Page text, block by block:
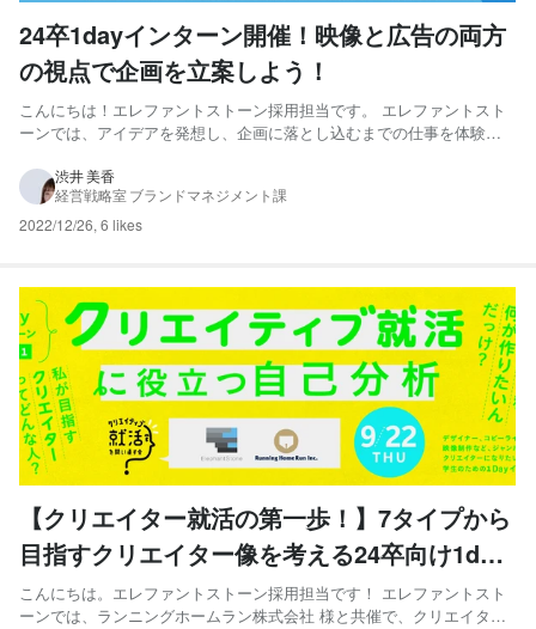
24卒1dayインターン開催！映像と広告の両方
の視点で企画を立案しよう！
こんにちは！エレファントストーン採用担当です。 エレファントスト
ーンでは、アイデアを発想し、企画に落とし込むまでの仕事を体験す
かせる。 MAKE YOUR HEART SHINE.」をコーポレートスローガンに
掲げ、お客様となる人や企業、街の“誇...
渋井 美香
経営戦略室 ブランドマネジメント課
2022/12/26, 6 likes
【クリエイター就活の第一歩！】7タイプから
目指すクリエイター像を考える24卒向け1day
インターンを開催します！
こんにちは。エレファントストーン採用担当です！ エレファントスト
ーンでは、ランニングホームラン株式会社 様と共催で、クリエイター